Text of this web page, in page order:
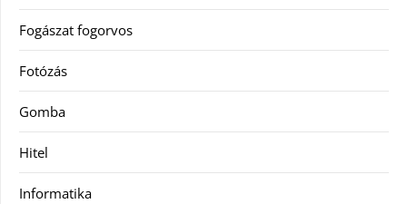
Fogászat fogorvos
Fotózás
Gomba
Hitel
Informatika